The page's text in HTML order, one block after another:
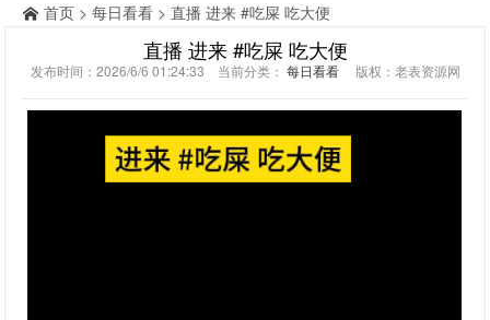
首页 > 每日看看 > 直播 进来 #吃屎 吃大便
直播 进来 #吃屎 吃大便
发布时间：2026/6/6 01:24:33 当前分类： 每日看看版权：老表资源网